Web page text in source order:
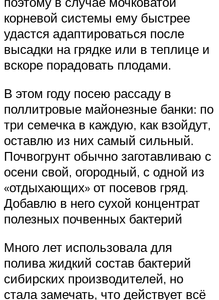
корневой системы ему быстрее
удастся адаптироваться после
высадки на грядке или в теплице и
вскоре порадовать плодами.
В этом году посею рассаду в
поллитровые майонезные банки: по
три семечка в каждую, как взойдут,
оставлю из них самый сильный.
Почвогрунт обычно заготавливаю с
осени свой, огородный, с одной из
«отдыхающих» от посевов гряд.
Добавлю в него сухой концентрат
полезных почвенных бактерий
Много лет использовала для
полива жидкий состав бактерий
сибирских производителей, но
стала замечать, что действует всё